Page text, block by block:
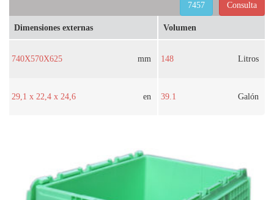
Consulta
7457
Dimensiones externas
740X570X625 mm
29,1 x 22,4 x 24,6 en
Volumen
148 Litros
39.1 Galón